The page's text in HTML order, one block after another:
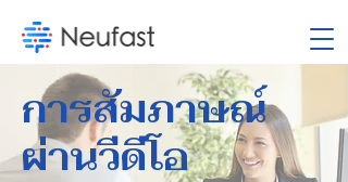
การสัมภาษณ์
ผ่านวีดีโอ